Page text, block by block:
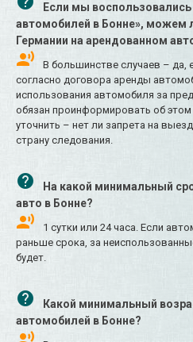
Если мы воспользовались
автомобилей в Бонне», можем
Германии на арендованном
В большинстве случаев – да,
согласно договора аренды
использования автомобиля за
обязан проинформировать об этом
уточнить – нет ли запрета на
страну следования.
На какой минимальный
авто в Бонне?
1 сутки или 24 часа. Если
раньше срока, за
будет.
Какой минимальный
автомобилей в Бонне?